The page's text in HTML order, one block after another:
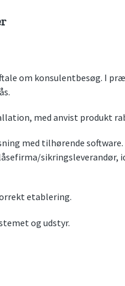
om konsulentbesøg. I
med anvist produkt
med tilhørende
sikringsleverandør,
etablering.
og udstyr.